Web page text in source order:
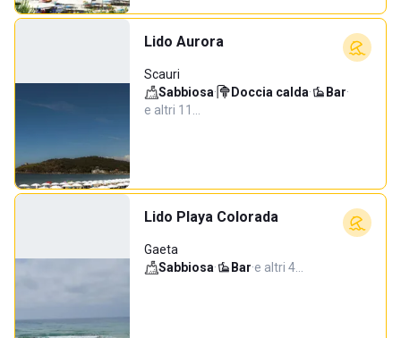
Lido Aurora
Scauri
Sabbiosa· Doccia calda· Bar·
e altri 11…
Lido Playa Colorada
Gaeta
Sabbiosa· Bar·e altri 4…